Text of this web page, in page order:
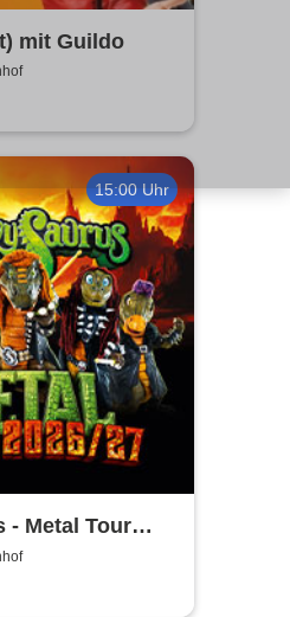
mit Guildo
15:00 Uhr
- Metal Tour